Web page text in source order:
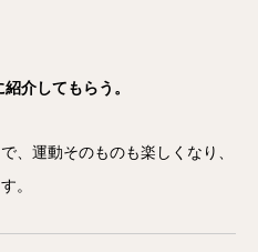
介してもらう。
、運動そのものも楽しくなり、
。